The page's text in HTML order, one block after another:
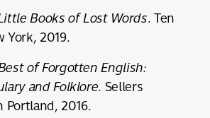
Books of Lost Words. Ten
York, 2019.
of Forgotten English:
and Folklore. Sellers
2016.